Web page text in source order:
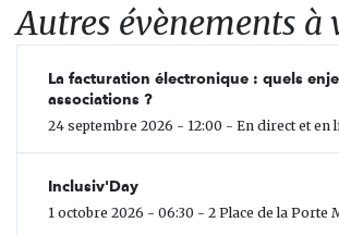
Autres évènements à
La facturation électronique : quels
associations ?
24 septembre 2026 - 12:00 - En direct et en
Inclusiv'Day
1 octobre 2026 - 06:30 - 2 Place de la Porte